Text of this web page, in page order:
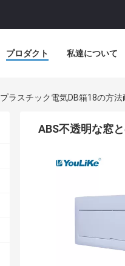
プロダクト 私達について
ラスチック電気DB箱18の方法
ABS不透明な窓